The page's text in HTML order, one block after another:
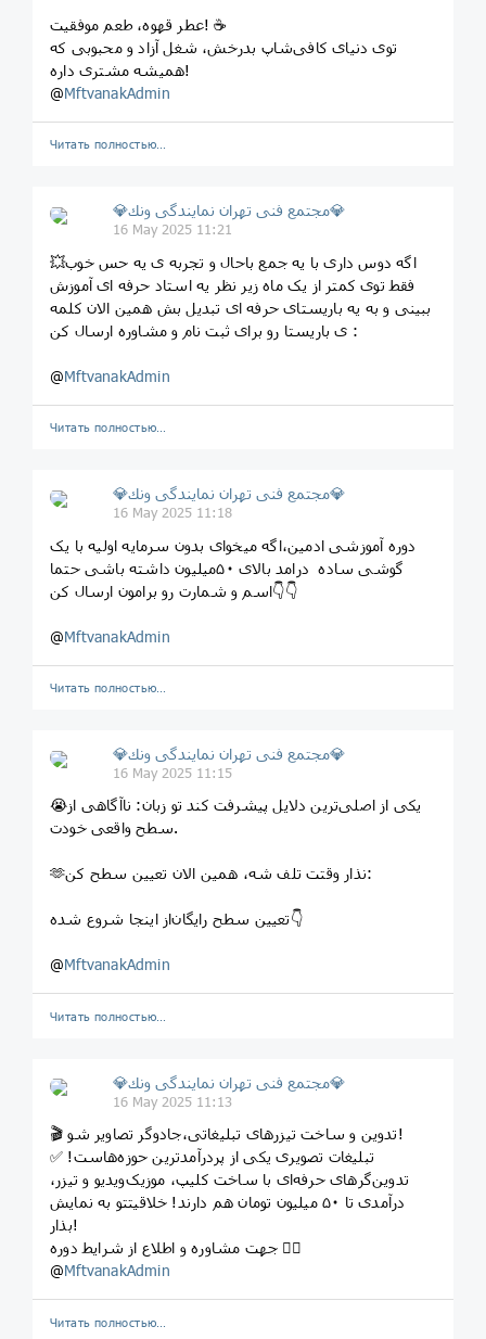
عطر قهوه، طعم موفقیت! ☕
توی دنیای کافی‌شاپ بدرخش، شغل آزاد و محبوبی که
همیشه مشتری داره!
@MftvanakAdmin
Читать полностью…
💎مجتمع فنى تهران نمايندگى ونك💎
16 May 2025 11:21
💥اگه دوس داری با یه جمع باحال و تجربه ی یه حس خوب
فقط توی کمتر از یک ماه زیر نظر یه استاد حرفه ای آموزش
ببینی و به یه باریستای حرفه ای تبدیل بش همین الان کلمه
ی باریستا رو برای ثبت نام و مشاوره ارسال کن :
@MftvanakAdmin
Читать полностью…
💎مجتمع فنى تهران نمايندگى ونك💎
16 May 2025 11:18
دوره آموزشى ادمين،اگه میخوای بدون سرمایه اولیه با یک
گوشی ساده درامد بالای ۵۰میلیون داشته باشی حتما
اسم و شمارت رو برامون ارسال کن👇👇
@MftvanakAdmin
Читать полностью…
💎مجتمع فنى تهران نمايندگى ونك💎
16 May 2025 11:15
😭یکی از اصلی‌ترین دلایل پیشرفت کند تو زبان: ناآگاهی از
سطح واقعی خودت.
🫶نذار وقتت تلف شه، همین الان تعیین سطح کن:
تعیین سطح رایگان‌از اینجا شروع شده👇‌
@MftvanakAdmin
Читать полностью…
💎مجتمع فنى تهران نمايندگى ونك💎
16 May 2025 11:13
🎬 تدوین و ساخت تیزرهای تبلیغاتی،جادوگر تصاویر شو!
✅ تبلیغات تصویری یکی از پردرآمدترین حوزه‌هاست!
تدوین‌گرهای حرفه‌ای با ساخت کلیپ، موزیک‌ویدیو و تیزر،
درآمدی تا ۵۰ میلیون تومان هم دارند! خلاقیتتو به نمایش
بذار!
جهت مشاوره و اطلاع از شرایط دوره 👇🏼
@MftvanakAdmin
Читать полностью…